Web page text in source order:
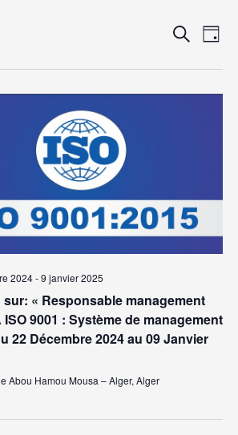
et
Recherche
Jour
2024-9 janvier 2025
« Responsable management
9001 : Système de management
22 Décembre 2024 au 09 Janvier
Abou Hamou Mousa – Alger, Alger